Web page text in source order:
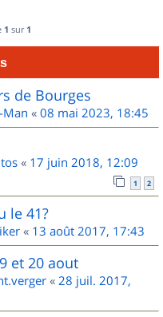
1 sur 1
de Bourges
Man « 08 mai 2023, 18:45
« 17 juin 2018, 12:09
1 2
le 41?
« 13 août 2017, 17:43
et 20 aout
« 28 juil. 2017,